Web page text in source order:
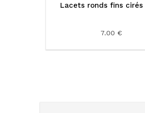
Lacets ronds fins cirés
7.00 €